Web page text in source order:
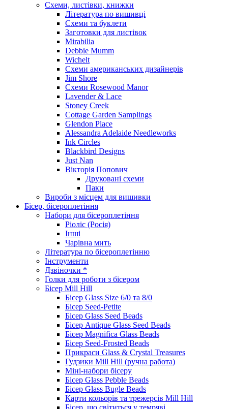
Схеми, листівки, книжки
Література по вишивці
Схеми та буклети
Заготовки для листівок
Mirabilia
Debbie Mumm
Wichelt
Схеми американських дизайнерів
Jim Shore
Cхеми Rosewood Manor
Lavender & Lace
Stoney Creek
Cottage Garden Samplings
Glendon Place
Alessandra Adelaide Needleworks
Ink Circles
Blackbird Designs
Just Nan
Вікторія Попович
Друковані схеми
Паки
Вироби з місцем для вишивки
Бісер, бісероплетіння
Набори для бісероплетіння
Ріоліс (Росія)
Інші
Чарівна мить
Література по бісероплетінню
Інструменти
Дзвіночки *
Голки для роботи з бісером
Бісер Mill Hill
Бісер Glass Size 6/0 та 8/0
Бісер Seed-Petite
Бісер Glass Seed Beads
Бісер Antique Glass Seed Beads
Бісер Magnifica Glass Beads
Бісер Seed-Frosted Beads
Прикраси Glass & Crystal Treasures
Гудзики Mill Hill (ручна работа)
Міні-набори бісеру
Бісер Glass Pebble Beads
Бісер Glass Bugle Beads
Карти кольорів та трежерсів Mill Hill
Бісер, що світиться у темряві